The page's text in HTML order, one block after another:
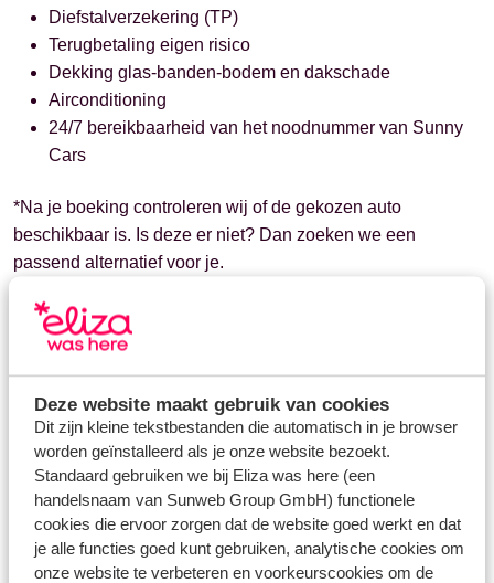
Deze website maakt gebruik van cookies
Dit zijn kleine tekstbestanden die automatisch in je browser
worden geïnstalleerd als je onze website bezoekt.
Standaard gebruiken we bij Eliza was here (een
handelsnaam van Sunweb Group GmbH) functionele
cookies die ervoor zorgen dat de website goed werkt en dat
je alle functies goed kunt gebruiken, analytische cookies om
onze website te verbeteren en voorkeurscookies om de
Diefstalverzekering (TP)
Terugbetaling eigen risico
Dekking glas-banden-bodem en dakschade
Airconditioning
24/7 bereikbaarheid van het noodnummer van Sunny
Cars
*Na je boeking controleren wij of de gekozen auto
beschikbaar is. Is deze er niet? Dan zoeken we een
passend alternatief voor je.
Het kan voorkomen dat de verhuurder jou bij het afhalen
van de huurauto nog een extra verzekering aanbiedt. Deze
Controleer voordat jij vertrekt goed welke schade de auto
eventueel al heeft en leg dit vast samen met de verhuurder.
Voor de huurauto betaal je een borg aan de lokale
verhuurder. De hoogte van de borg verschilt per
bestemming en verhuurder en staat vermeld in de